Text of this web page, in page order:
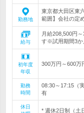
勤務地
東京都大田区東
範囲】会社の定
給与
月給208,500円
す※試用期間3か
初年度
年収
300万円～600万
勤務
時間
08:30～17:15（
有
休日
* 週休2日制（土